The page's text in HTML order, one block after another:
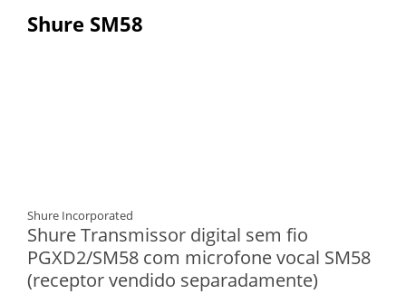
Shure SM58
Shure Incorporated
Shure Transmissor digital sem fio
PGXD2/SM58 com microfone vocal SM58
(receptor vendido separadamente)